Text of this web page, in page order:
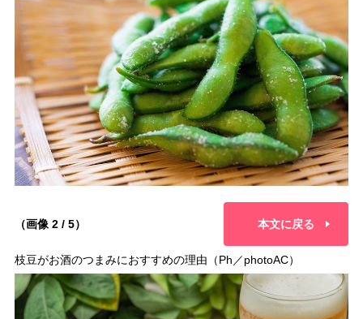
（画像 2 / 5） 本文に戻る
枝豆がお酒のつまみにおすすめの理由（Ph／photoAC）